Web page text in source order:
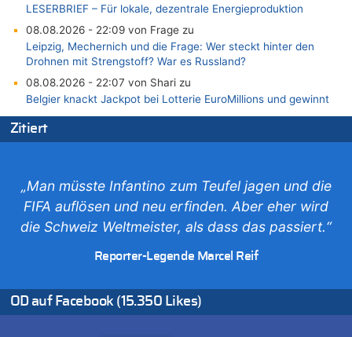
LESERBRIEF – Für lokale, dezentrale Energieproduktion
08.08.2026 - 22:09 von Frage zu
Leipzig, Mechernich und die Frage: Wer steckt hinter den
Drohnen mit Strengstoff? War es Russland?
08.08.2026 - 22:07 von Shari zu
Belgier knackt Jackpot bei Lotterie EuroMillions und gewinnt
mehr als 111 Millionen €
08.08.2026 - 21:46 von Frage zu
08.08.2026 - 21:33 von Frage zu
Zwölf Jahre nach Aachener Bankraub: 70-Jähriger gefasst
08.08.2026 - 21:28 von Noah Parmentier zu
Drohnen mit Strengstoff? War es Russland?
Leipzig, Mechernich und die Frage: Wer steckt hinter den
Drohnen mit Strengstoff? War es Russland?
Zitiert
„Man müsste Infantino zum Teufel jagen und die
FIFA auflösen und neu erfinden. Aber eher wird
die Schweiz Weltmeister, als dass das passiert.“
Reporter-Legende Marcel Reif
OD auf Facebook (15.350 Likes)